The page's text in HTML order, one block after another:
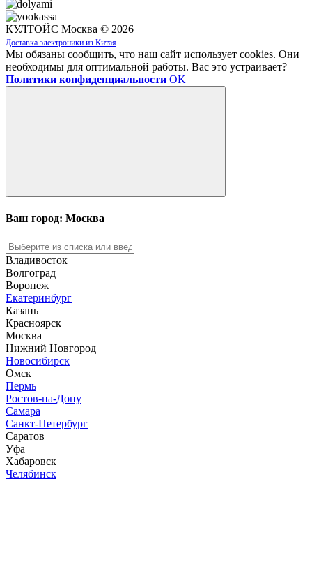
КУЛТОЙС Москва © 2026
Доставка электроники из Китая
Мы обязаны сообщить, что наш сайт использует cookies. Они
необходимы для оптимальной работы. Вас это устраивает?
Политики конфиденциальности OK
Ваш город: Москва
Владивосток
Волгоград
Воронеж
Екатеринбург
Казань
Красноярск
Москва
Нижний Новгород
Новосибирск
Омск
Пермь
Ростов-на-Дону
Самара
Санкт-Петербург
Саратов
Уфа
Хабаровск
Челябинск